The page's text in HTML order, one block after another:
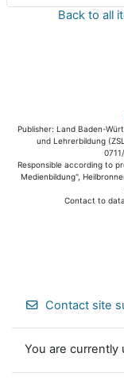
Back to all
Publisher: Land Baden-
und Lehrerbildung
Responsible according to
Medienbildung",
Contact to
Contact site
You are currently